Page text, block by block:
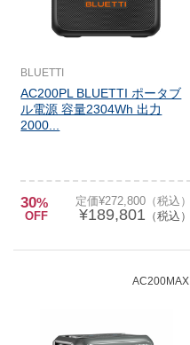
BLUETTI
AC200PL BLUETTI ポータブ
ル電源 容量2304Wh 出力
2000...
30%
OFF
定価¥272,800（税込）
¥189,801 （税込）
AC200MAX